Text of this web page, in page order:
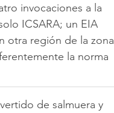
invocaciones a la
ICSARA; un EIA
otra región de la zona
la norma
de salmuera y